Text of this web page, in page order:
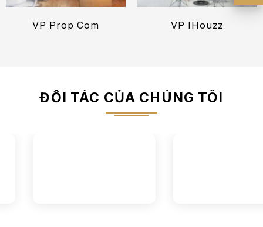
VP Prop Com VP IHouzz
ĐỐI TÁC CỦA CHÚNG TÔI